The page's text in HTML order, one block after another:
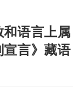
和语言上属
言》藏语